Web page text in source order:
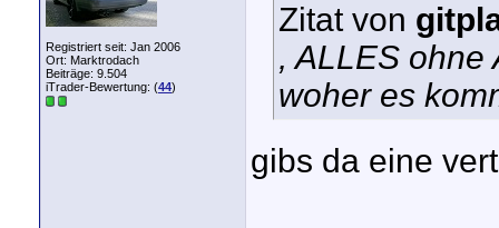
Registriert seit: Jan 2006
Ort: Marktrodach
Beiträge: 9.504
iTrader-Bewertung: (44)
Zitat von
, ALLES ohne
woher es
gibs da eine